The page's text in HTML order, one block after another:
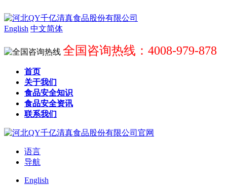
English 中文简体
全国咨询热线：4008-979-878
首页
关于我们
食品安全知识
食品安全资讯
联系我们
语言
导航
English